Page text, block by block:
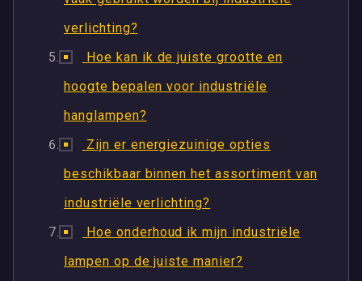
verlichting?
Hoe kan ik de juiste grootte en
hoogte bepalen voor industriële
hanglampen?
Zijn er energiezuinige opties
beschikbaar binnen het assortiment van
industriële verlichting?
Hoe onderhoud ik mijn industriële
lampen op de juiste manier?